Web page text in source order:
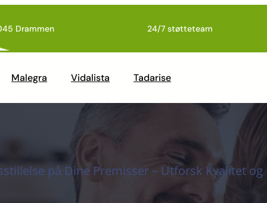
Drammen 24/7 støtteteam
Malegra Vidalista Tadarise
på Dine Premisser – Utforsk Kvalitet og